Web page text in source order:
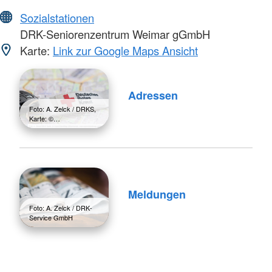
Sozialstationen
DRK-Seniorenzentrum Weimar gGmbH
Karte: Link zur Google Maps Ansicht
Foto: A. Zelck / DRKS,
Karte: ©…
Adressen
Foto: A. Zelck / DRK-
Service GmbH
Meldungen